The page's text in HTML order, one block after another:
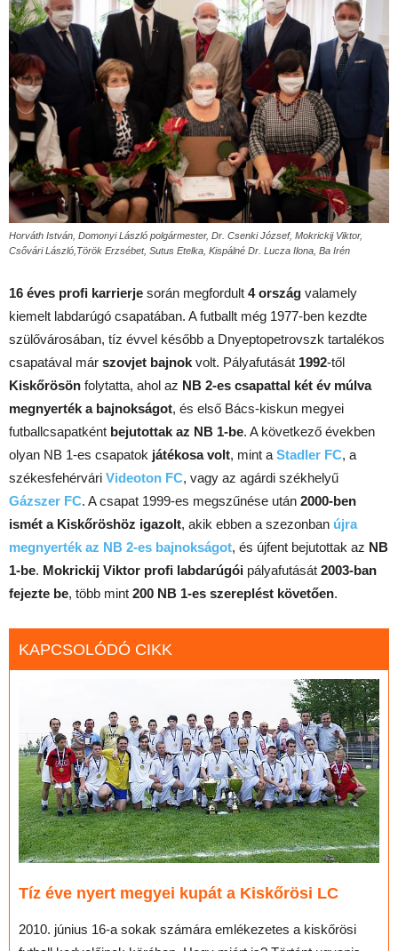
Horváth István, Domonyi László polgármester, Dr. Csenki József, Mokrickij Viktor,
Csővári László,Török Erzsébet, Sutus Etelka, Kispálné Dr. Lucza Ilona, Ba Irén
16 éves profi karrierje során megfordult 4 ország valamely
kiemelt labdarúgó csapatában. A futballt még 1977-ben kezdte
szülővárosában, tíz évvel később a Dnyeptopetrovszk tartalékos
csapatával már szovjet bajnok volt. Pályafutását 1992-től
Kiskőrösön folytatta, ahol az NB 2-es csapattal két év múlva
megnyerték a bajnokságot, és első Bács-kiskun megyei
futballcsapatként bejutottak az NB 1-be. A következő években
olyan NB 1-es csapatok játékosa volt, mint a Stadler FC, a
székesfehérvári Videoton FC, vagy az agárdi székhelyű
Gázszer FC. A csapat 1999-es megszűnése után 2000-ben
ismét a Kiskőröshöz igazolt, akik ebben a szezonban újra
megnyerték az NB 2-es bajnokságot, és újfent bejutottak az NB
1-be. Mokrickij Viktor profi labdarúgói pályafutását 2003-ban
fejezte be, több mint 200 NB 1-es szereplést követően.
KAPCSOLÓDÓ CIKK
Tíz éve nyert megyei kupát a Kiskőrösi LC
2010. június 16-a sokak számára emlékezetes a kiskőrösi